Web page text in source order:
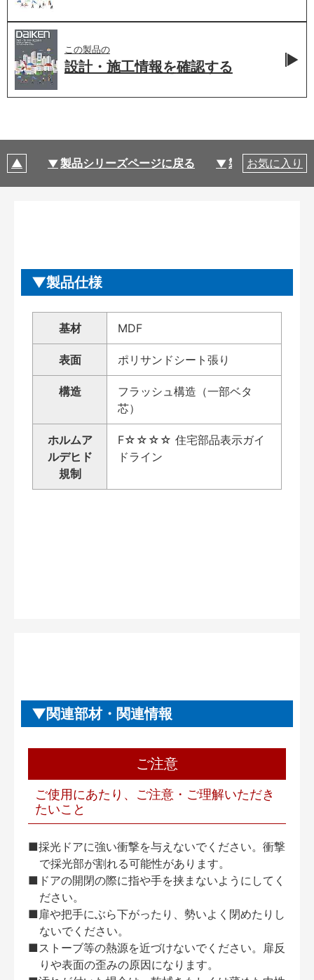
この製品の
設計・施工情報を確認する
製品シリーズページに戻る 製品仕様
お気に入り
製品仕様
基材 MDF
表面 ポリサンドシート張り
構造
フラッシュ構造（一部ベタ
芯）
ホルムア
ルデヒド
規制
F☆☆☆☆ 住宅部品表示ガイ
ドライン
関連部材・関連情報
ご注意
ご使用にあたり、ご注意・ご理解いただき
たいこと
■採光ドアに強い衝撃を与えないでください。衝撃
で採光部が割れる可能性があります。
■ドアの開閉の際に指や手を挟まないようにしてく
ださい。
■扉や把手にぶら下がったり、勢いよく閉めたりし
ないでください。
■ストーブ等の熱源を近づけないでください。扉反
りや表面の歪みの原因になります。